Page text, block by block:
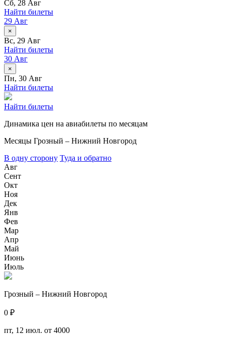
Сб, 28 Авг
Найти билеты
29 Авг
×
Вс, 29 Авг
Найти билеты
30 Авг
×
Пн, 30 Авг
Найти билеты
Найти билеты
Динамика цен на авиабилеты по месяцам
Месяцы Грозный – Нижний Новгород
В одну сторону Туда и обратно
Авг
Сент
Окт
Ноя
Дек
Янв
Фев
Мар
Апр
Май
Июнь
Июль
Грозный – Нижний Новгород
0 ₽
пт, 12 июл. от 4000